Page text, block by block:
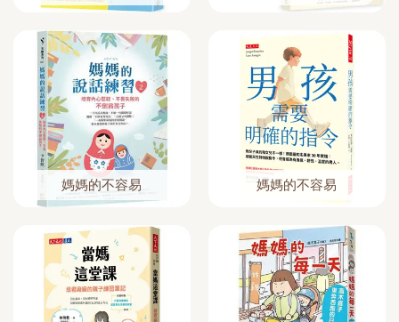
媽媽的不容易 媽媽的不容易